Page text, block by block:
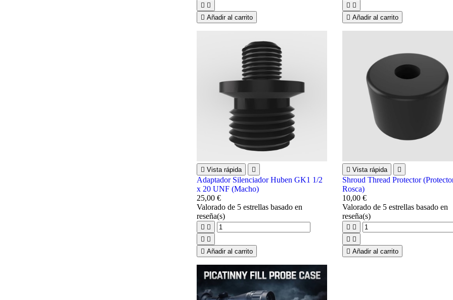
 
 Añadir al carrito
 
 Añadir al carrito
 Vista rápida 
Adaptador Silenciador Huben GK1 1/2
x 20 UNF (Macho)
25,00 €
Valorado de 5 estrellas basado en
reseña(s)
 
 
 Añadir al carrito
 Vista rápida 
Shroud Thread Protector
Rosca)
10,00 €
Valoradode 5 estrellas basado en
reseña(s)
 
 
 Añadir al carrito